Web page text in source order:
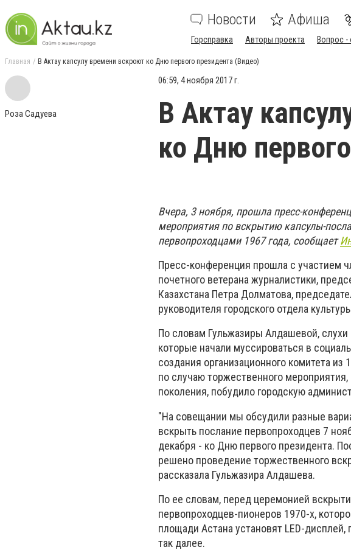
Новости Афиша
Горсправка Авторы проекта Вопрос -
Главная В Актау капсулу времени вскроют ко Дню первого президента (Видео)
Роза Садуева
06:59, 4 ноября 2017 г.
В Актау
ко Дню
Вчера, 3 ноября, прошла пресс-
мероприятия по вскрытию капсулы-
первопроходцами 1967 года, сообщает
Пресс-конференция прошла с участием
почетного ветерана журналистики,
Казахстана Петра Долматова,
руководителя городского отдела
По словам Гульжазиры Алдашевой,
которые начали муссироваться в
создания организационного комитета
по случаю торжественного
поколения, побудило городскую
"На совещании мы обсудили разные
вскрыть послание первопроходцев 7
декабря - ко Дню первого президента.
решено проведение торжественного
рассказала Гульжазира Алдашева.
По ее словам, перед церемонией
первопроходцев-пионеров 1970-х,
площади Астана установят LED-
так далее.